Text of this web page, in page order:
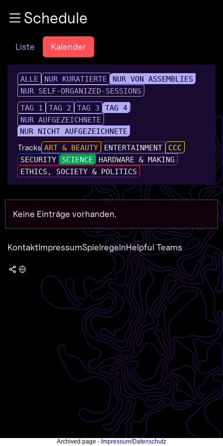
Zum InhaltSchedule
Liste Kalender
ALLE NUR KURATIERTE
NUR VON ASSEMBLIES
NUR SELF-ORGANIZED-SESSIONS
TAG 1
TAG 2 TAG 3
TAG 4
NUR AUFGEZEICHNETE
NUR NICHT AUFGEZEICHNETE
Tracks ART & BEAUTY ENTERTAINMENT
CCC
SECURITY
SCIENCE
HARDWARE & MAKING
ETHICS, SOCIETY & POLITICS
Keine Einträge vorhanden.
KontaktImpressumSpielregelnHelpful Teams
Archived page - Impressum/Datenschutz